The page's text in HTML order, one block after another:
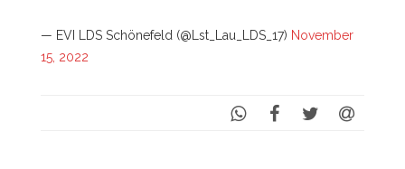
— EVI LDS Schönefeld (@Lst_Lau_LDS_17) November
15, 2022